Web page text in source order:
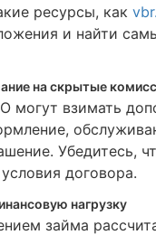
ресурсы, как
и найти
на скрытые
могут взимать
Убедитесь,
договора.
нагрузку
займа